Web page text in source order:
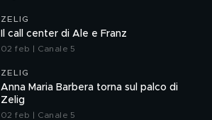
ZELIG
Il call center di Ale e Franz
02 feb | Canale 5
ZELIG
Anna Maria Barbera torna sul palco di
Zelig
02 feb | Canale 5